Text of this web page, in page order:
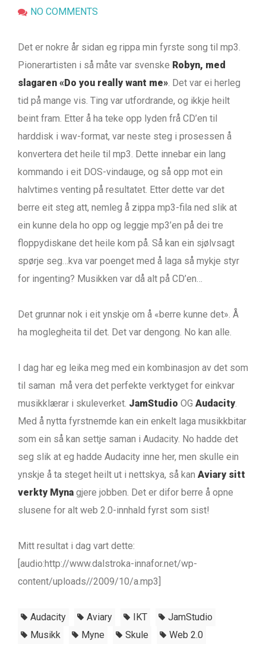
NO COMMENTS
Det er nokre år sidan eg rippa min fyrste song til mp3.
Pionerartisten i så måte var svenske Robyn, med
slagaren «Do you really want me». Det var ei herleg
tid på mange vis. Ting var utfordrande, og ikkje heilt
beint fram. Etter å ha teke opp lyden frå CD’en til
harddisk i wav-format, var neste steg i prosessen å
konvertera det heile til mp3. Dette innebar ein lang
kommando i eit DOS-vindauge, og så opp mot ein
halvtimes venting på resultatet. Etter dette var det
berre eit steg att, nemleg å zippa mp3-fila ned slik at
ein kunne dela ho opp og leggje mp3’en på dei tre
floppydiskane det heile kom på. Så kan ein sjølvsagt
spørje seg…kva var poenget med å laga så mykje styr
for ingenting? Musikken var då alt på CD’en…
Det grunnar nok i eit ynskje om å «berre kunne det». Å
ha moglegheita til det. Det var dengong. No kan alle.
I dag har eg leika meg med ein kombinasjon av det som
til saman må vera det perfekte verktyget for einkvar
musikklærar i skuleverket. JamStudio OG Audacity.
Med å nytta fyrstnemde kan ein enkelt laga musikkbitar
som ein så kan settje saman i Audacity. No hadde det
seg slik at eg hadde Audacity inne her, men skulle ein
ynskje å ta steget heilt ut i nettskya, så kan Aviary sitt
verkty Myna gjere jobben. Det er difor berre å opne
slusene for alt web 2.0-innhald fyrst som sist!
Mitt resultat i dag vart dette:
[audio:http://www.dalstroka-innafor.net/wp-
content/uploads//2009/10/a.mp3]
Audacity Aviary IKT
JamStudio
Musikk
Myne Skule Web 2.0